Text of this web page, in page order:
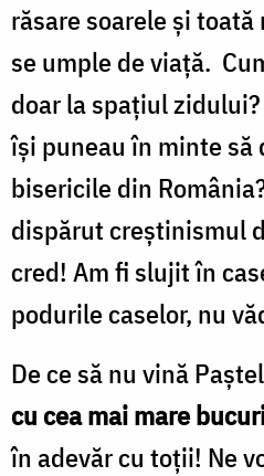
răsare soarele și
se umple de viață.
doar la spațiul
își puneau în minte să
bisericile din
dispărut creștinismul
cred! Am fi slujit în
podurile caselor, nu
De ce să nu vină
cu cea mai mare
în adevăr cu toții! Ne